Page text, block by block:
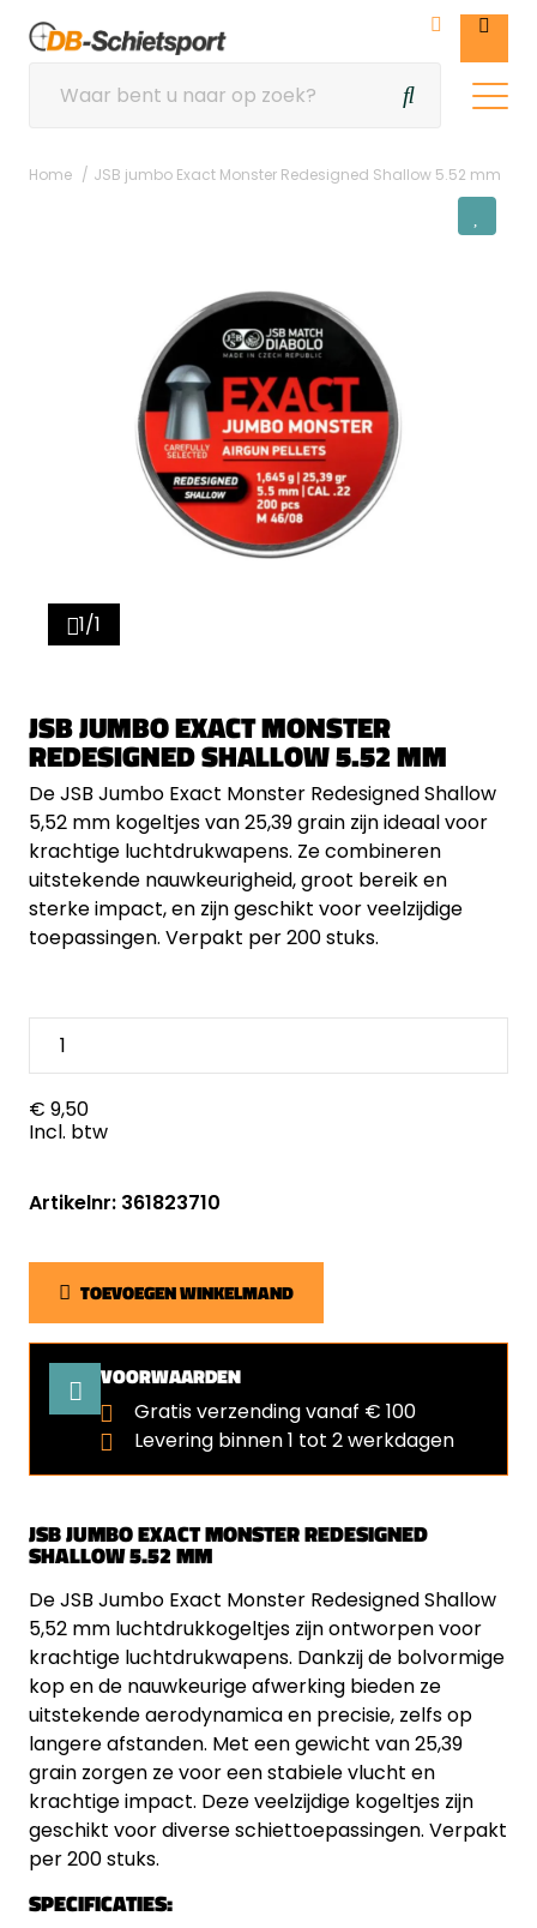
Home JSB jumbo Exact Monster Redesigned Shallow 5.52 mm
JSB JUMBO EXACT MONSTER REDESIGNED
SHALLOW 5.52 MM
De JSB Jumbo Exact Monster Redesigned Shallow
5,52 mm luchtdrukkogeltjes zijn ontworpen voor
krachtige luchtdrukwapens. Dankzij de bolvormige
kop en de nauwkeurige afwerking bieden ze
uitstekende aerodynamica en precisie, zelfs op
langere afstanden. Met een gewicht van 25,39
grain zorgen ze voor een stabiele vlucht en
krachtige impact. Deze veelzijdige kogeltjes zijn
geschikt voor diverse schiettoepassingen. Verpakt
per 200 stuks.
SPECIFICATIES:
1/1
JSB JUMBO EXACT MONSTER
REDESIGNED SHALLOW 5.52 MM
De JSB Jumbo Exact Monster Redesigned Shallow
5,52 mm kogeltjes van 25,39 grain zijn ideaal voor
krachtige luchtdrukwapens. Ze combineren
uitstekende nauwkeurigheid, groot bereik en
sterke impact, en zijn geschikt voor veelzijdige
toepassingen. Verpakt per 200 stuks.
€ 9,50
Incl. btw
Artikelnr: 361823710
TOEVOEGEN WINKELMAND
VOORWAARDEN
Gratis verzending vanaf € 100
Levering binnen 1 tot 2 werkdagen